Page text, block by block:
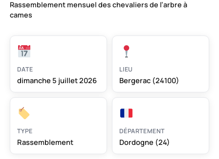
Rassemblement mensuel des chevaliers de l’arbre à
cames
DATE
dimanche 5 juillet 2026
LIEU
Bergerac (24100)
TYPE
Rassemblement
DÉPARTEMENT
Dordogne (24)